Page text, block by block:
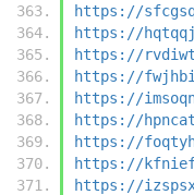
https://
https://
https://
https://
https://
https://
https://
https://
https://